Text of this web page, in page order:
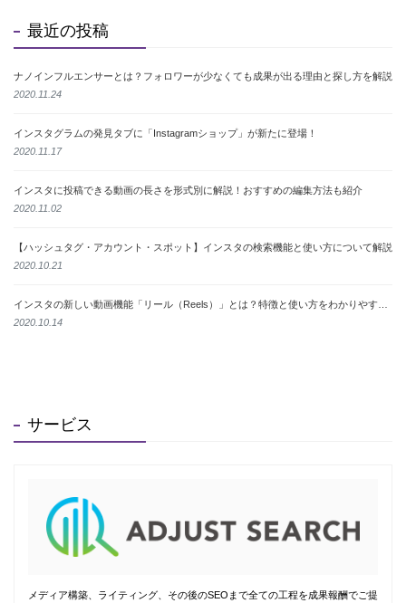
最近の投稿
ナノインフルエンサーとは？フォロワーが少なくても成果が出る理由と探し方を解説
2020.11.24
インスタグラムの発見タブに「Instagramショップ」が新たに登場！
2020.11.17
インスタに投稿できる動画の長さを形式別に解説！おすすめの編集方法も紹介
2020.11.02
【ハッシュタグ・アカウント・スポット】インスタの検索機能と使い方について解説
2020.10.21
2020.10.14
サービス
メディア構築、ライティング、その後のSEOまで全ての工程を成果報酬でご提